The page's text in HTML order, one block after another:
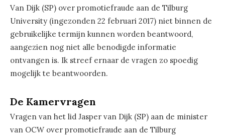
Van Dijk (SP) over promotiefraude aan de Tilburg
University (ingezonden 22 februari 2017) niet binnen de
gebruikelijke termijn kunnen worden beantwoord,
aangezien nog niet alle benodigde informatie
ontvangen is. Ik streef ernaar de vragen zo spoedig
mogelijk te beantwoorden.
De Kamervragen
Vragen van het lid Jasper van Dijk (SP) aan de minister
van OCW over promotiefraude aan de Tilburg